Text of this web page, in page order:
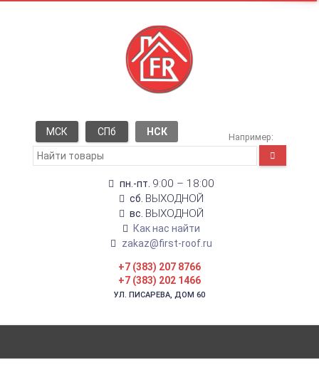
МСК СПб НСК Например:
пн.-пт. 9:00 – 18:00
сб. ВЫХОДНОЙ
вс. ВЫХОДНОЙ
Как нас найти
zakaz@first-roof.ru
+7 (383) 207 8766
+7 (383) 202 1466
УЛ. ПИСАРЕВА, ДОМ 60